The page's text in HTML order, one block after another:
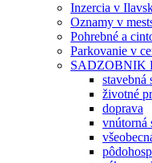
Inzercia v
Oznamy v
Pohrebné a
Parkovanie v
SADZOBNIK
stavebná
životné
doprava
vnútorná